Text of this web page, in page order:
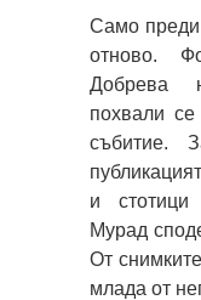
Само
отново.
Добрева
похвали
събитие.
и стотици
Мурад
От
млада от